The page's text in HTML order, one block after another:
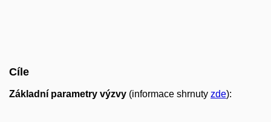
Cíle
Základní parametry výzvy (informace shrnuty zde):